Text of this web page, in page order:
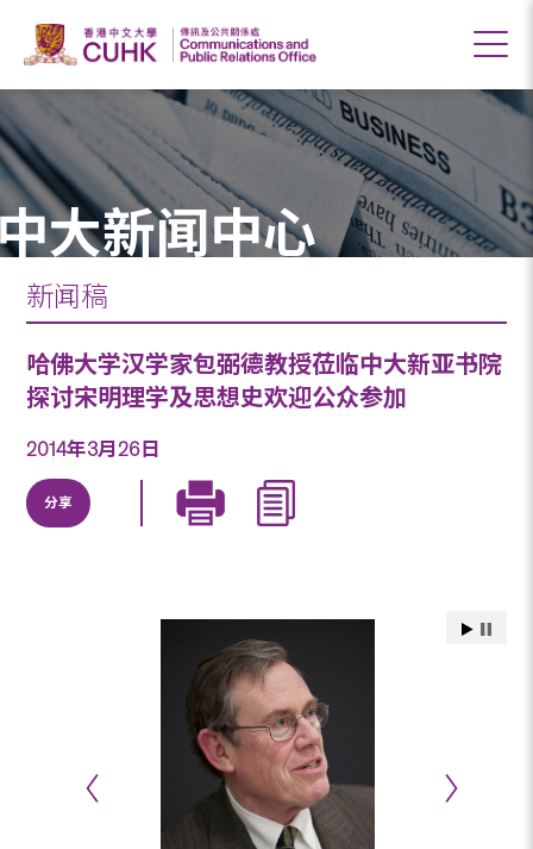
大新闻中心
新闻稿
哈佛大学汉学家包弼德教授莅临中大新亚书院
探讨宋明理学及思想史欢迎公众参加
2014年3月26日
分享